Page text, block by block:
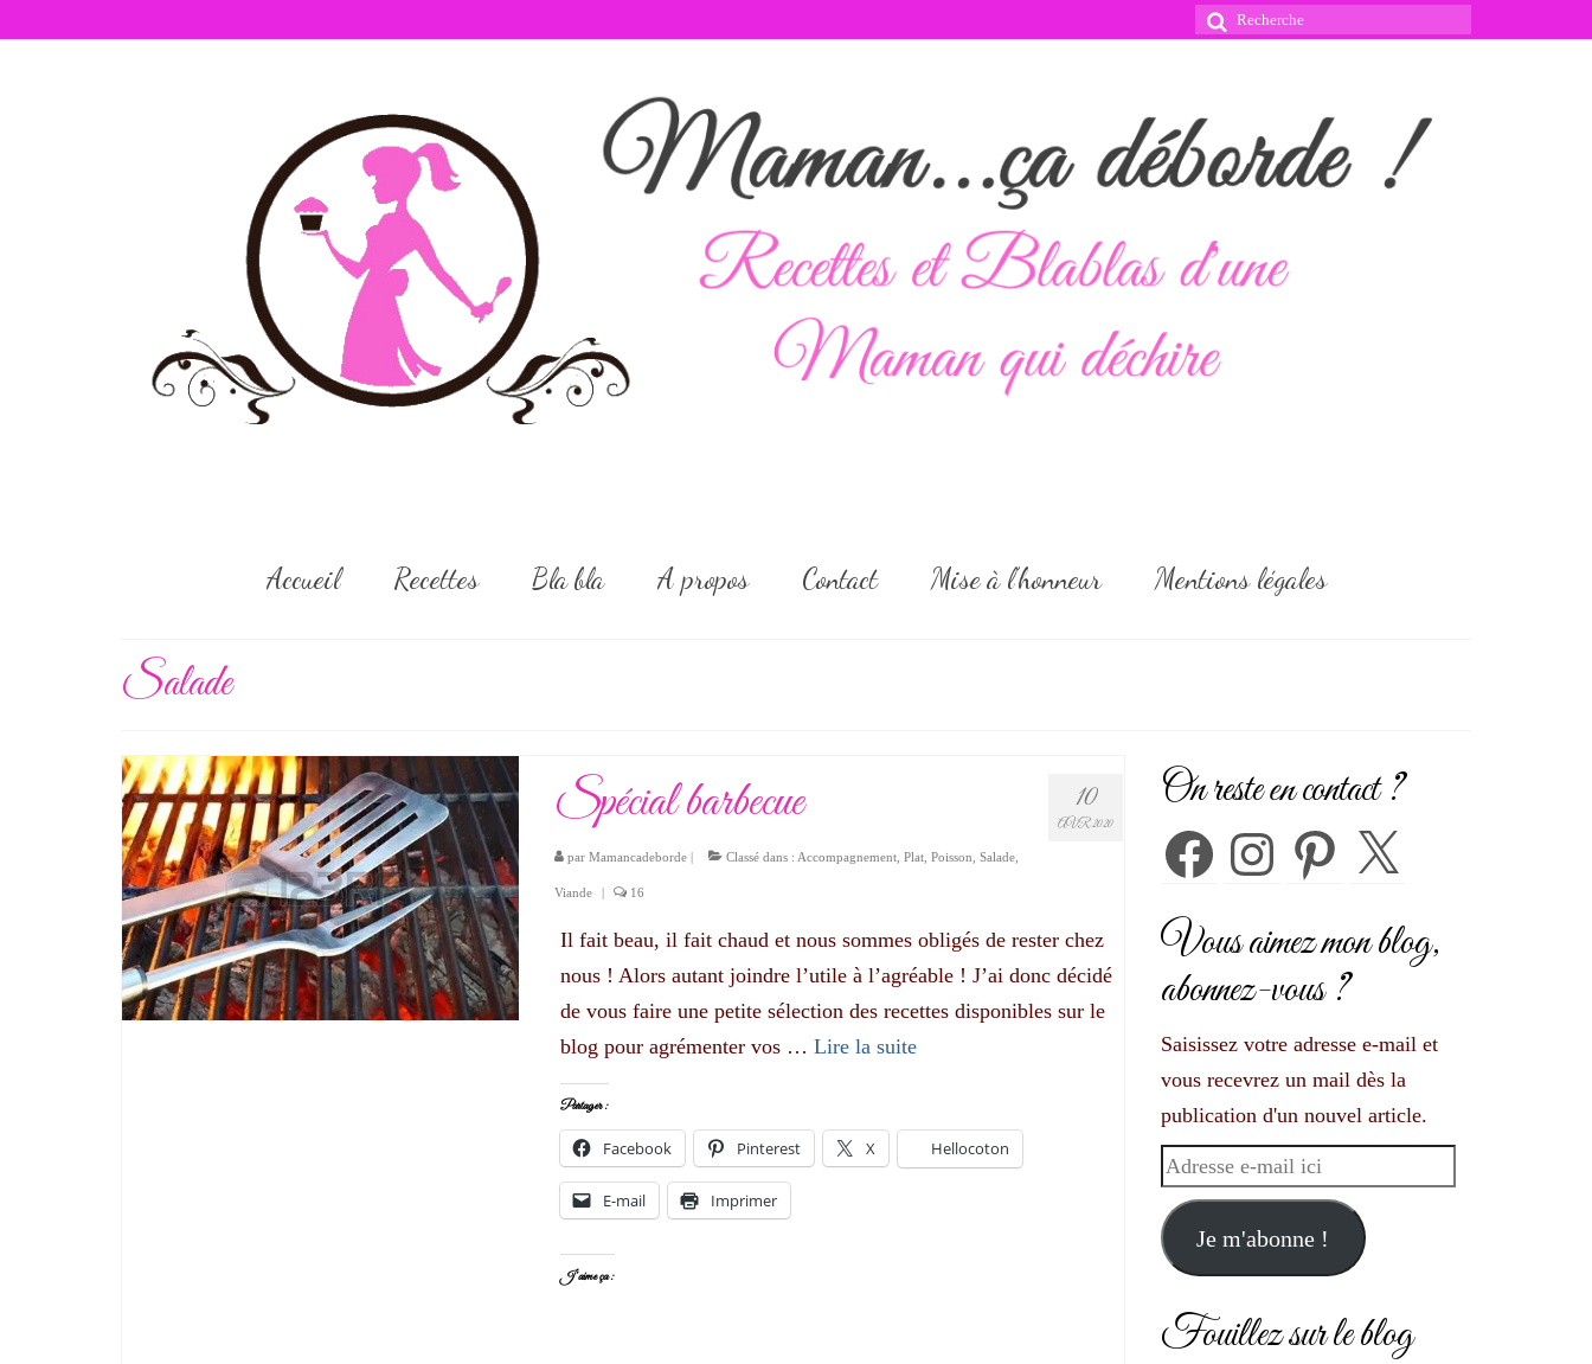
Rechercher
Accueil Recettes Bla bla A propos Contact Mise à l’honneur Mentions légales
Salade
10
AVR 2020
Spécial barbecue
par Mamancadeborde| Classé dans : Accompagnement, Plat, Poisson Salade,
Viande 16
Il fait beau, il fait chaud et nous sommes obligés de rester chez
nous ! Alors autant joindre l’utile à l’agréable ! J’ai donc décidé
de vous faire une petite sélection des recettes disponibles sur le
blog pour agrémenter vos … Lire la suite­­
Partager :
Facebook Pinterest X Hellocoton
E-mail Imprimer
J’aime ça :
On reste en contact ?
FacebookInstagramPinterest X
Vous aimez mon blog,
abonnez-vous ?
Saisissez votre adresse e-mail et
vous recevrez un mail dès la
publication d'un nouvel article.
Adresse
mail
ici
Je m'abonne !
Fouillez sur le blog